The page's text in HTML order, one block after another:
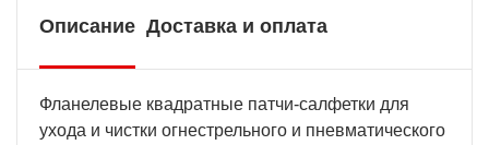
Описание Доставка и оплата
Фланелевые квадратные патчи-салфетки для
ухода и чистки огнестрельного и пневматического